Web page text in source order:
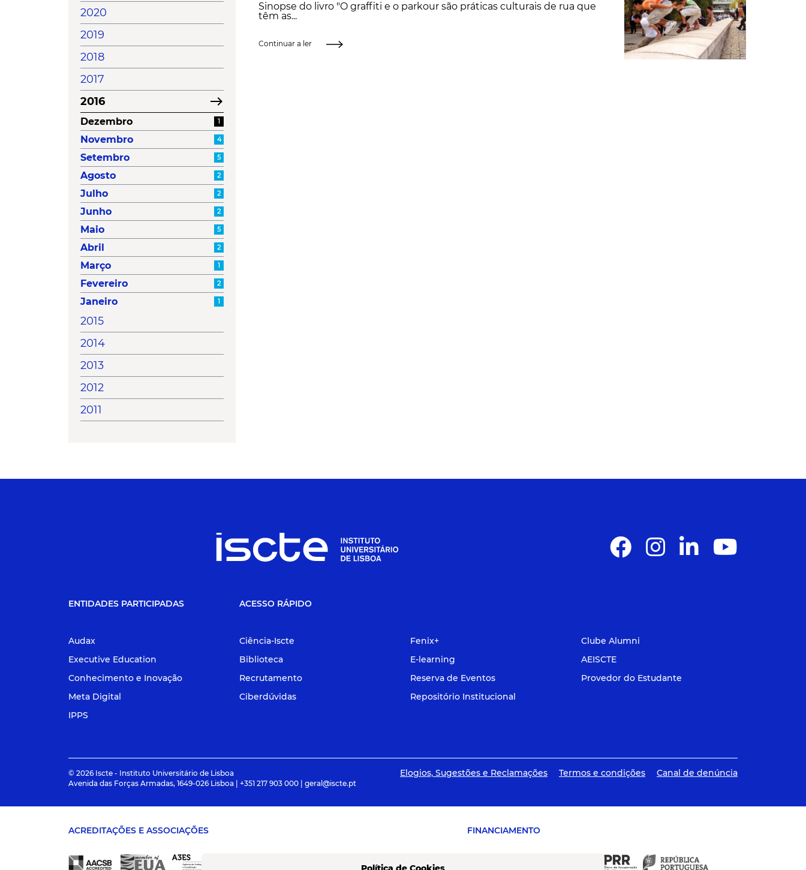
2020
2019
2018
2017
2016
east
Dezembro 1
Novembro 4
Setembro 5
Agosto 2
Julho 2
Junho 2
Maio 5
Abril 2
Março 1
Fevereiro 2
Janeiro 1
2015
2014
2013
2012
2011
Sinopse do livro "O graffiti e o parkour são práticas culturais de rua que
têm as...
Continuar a ler
ENTIDADES PARTICIPADAS
Audax
Executive Education
Conhecimento e Inovação
Meta Digital
IPPS
ACESSO RÁPIDO
Ciência-Iscte
Biblioteca
Recrutamento
Ciberdúvidas
Fenix+
E-learning
Reserva de Eventos
Repositório Institucional
Clube Alumni
AEISCTE
Provedor do Estudante
© 2026 Iscte - Instituto Universitário de Lisboa
Avenida das Forças Armadas, 1649-026 Lisboa | +351 217 903 000 | geral@iscte.pt
Elogios, Sugestões e Reclamações Termos e condições Canal de denúncia
ACREDITAÇÕES E ASSOCIAÇÕES FINANCIAMENTO